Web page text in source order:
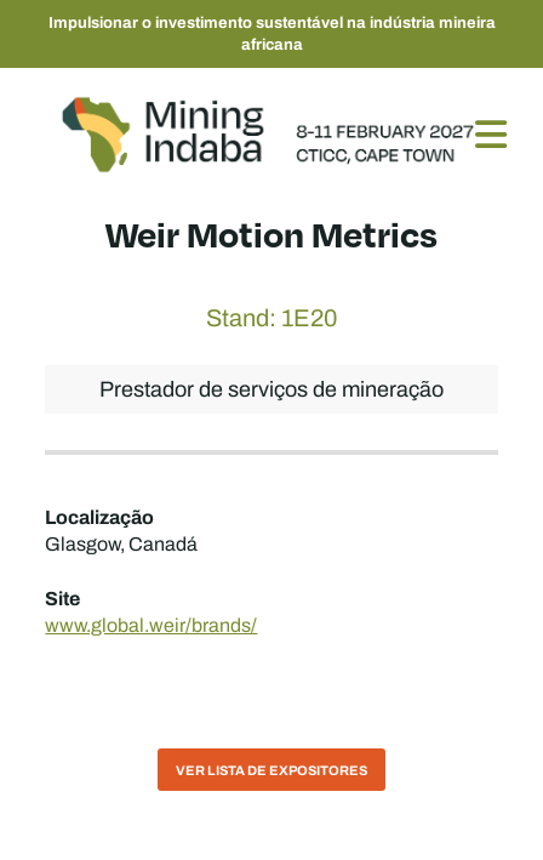
Impulsionar o investimento sustentável na indústria mineira
africana
Weir Motion Metrics
Stand: 1E20
Prestador de serviços de mineração
Localização
Glasgow, Canadá
Site
www.global.weir/brands/
VER LISTA DE EXPOSITORES